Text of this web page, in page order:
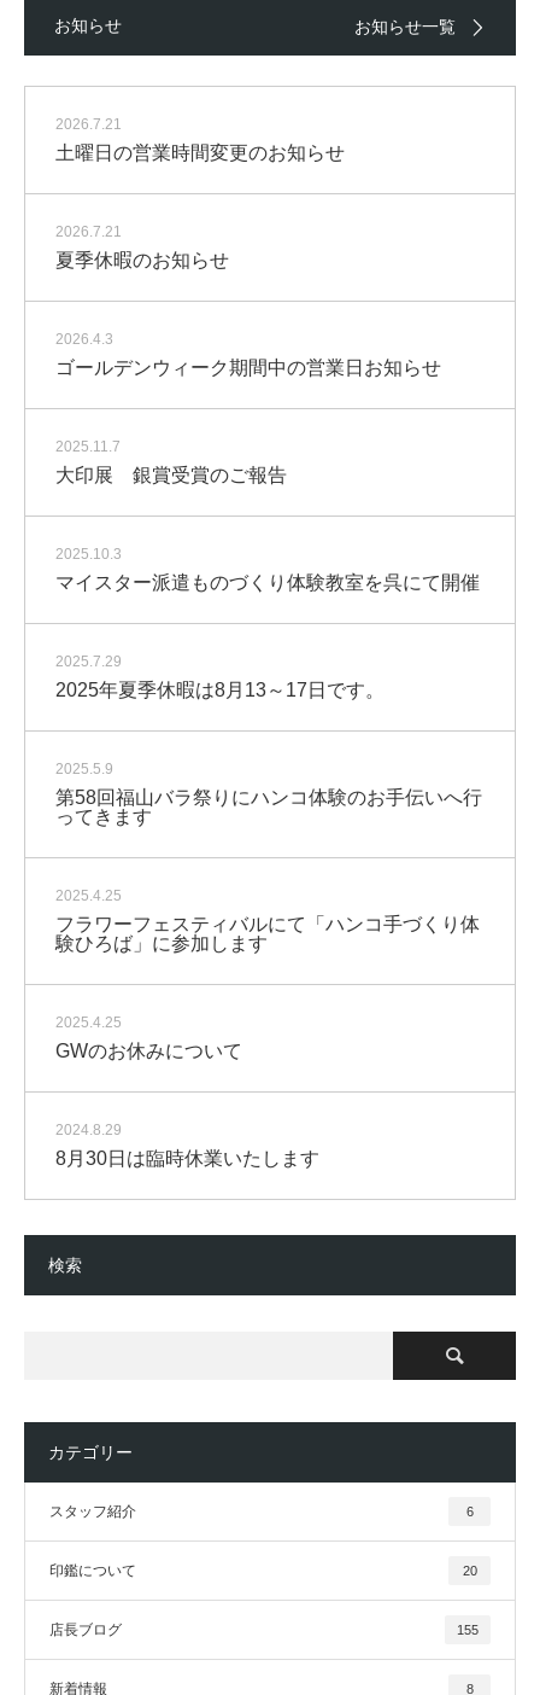
お知らせ お知らせ一覧
2026.7.21
土曜日の営業時間変更のお知らせ
2026.7.21
夏季休暇のお知らせ
2026.4.3
ゴールデンウィーク期間中の営業日お知らせ
2025.11.7
大印展 銀賞受賞のご報告
2025.10.3
マイスター派遣ものづくり体験教室を呉にて開催
2025.7.29
2025年夏季休暇は8月13～17日です。
2025.5.9
第58回福山バラ祭りにハンコ体験のお手伝いへ行
ってきます
2025.4.25
フラワーフェスティバルにて「ハンコ手づくり体
験ひろば」に参加します
2025.4.25
GWのお休みについて
2024.8.29
8月30日は臨時休業いたします
検索
カテゴリー
スタッフ紹介 6
印鑑について 20
店長ブログ 155
新着情報 8